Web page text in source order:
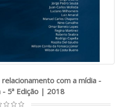
com a mídia -
5ª Edição | 2018